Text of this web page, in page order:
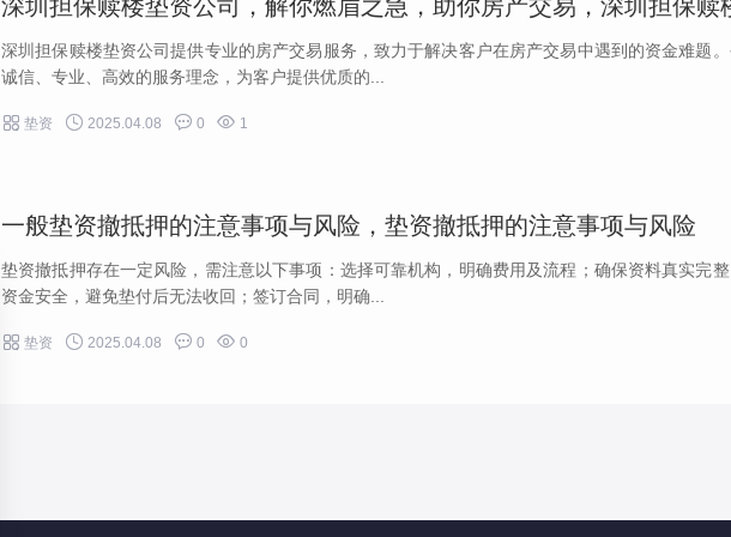
深圳担保赎楼垫资公司提供专业的房产交易服务，致力于解决客户在房产交易中遇到的资金难题。
诚信、专业、高效的服务理念，为客户提供优质的...
 垫资  2025.04.08  0  1
一般垫资撤抵押的注意事项与风险，垫资撤抵押的注意事项与风险
垫资撤抵押存在一定风险，需注意以下事项：选择可靠机构，明确费用及流程；确保资料真实完
资金安全，避免垫付后无法收回；签订合同，明确...
 垫资  2025.04.08  0  0